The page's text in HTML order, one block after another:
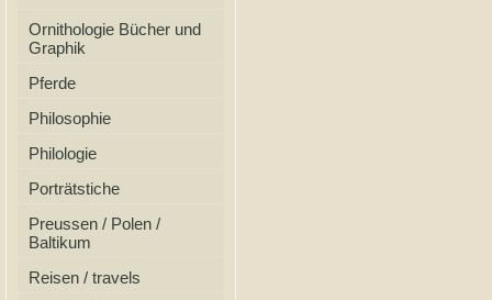
Ornithologie Bücher und
Graphik
Pferde
Philosophie
Philologie
Porträtstiche
Preussen / Polen /
Baltikum
Reisen / travels